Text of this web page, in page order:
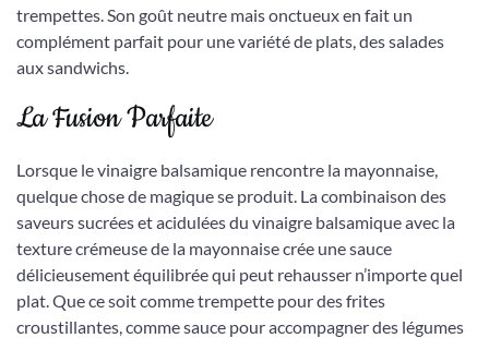
trempettes. Son goût neutre mais onctueux en fait un
complément parfait pour une variété de plats, des salades
aux sandwichs.
La Fusion Parfaite
Lorsque le vinaigre balsamique rencontre la mayonnaise,
quelque chose de magique se produit. La combinaison des
saveurs sucrées et acidulées du vinaigre balsamique avec la
texture crémeuse de la mayonnaise crée une sauce
délicieusement équilibrée qui peut rehausser n’importe quel
plat. Que ce soit comme trempette pour des frites
croustillantes, comme sauce pour accompagner des légumes